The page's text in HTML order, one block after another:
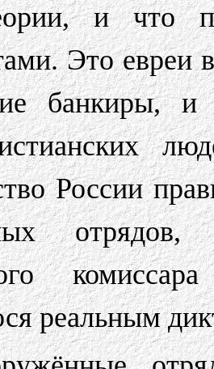
и что
Это евреи
банкиры, и
России
реальным